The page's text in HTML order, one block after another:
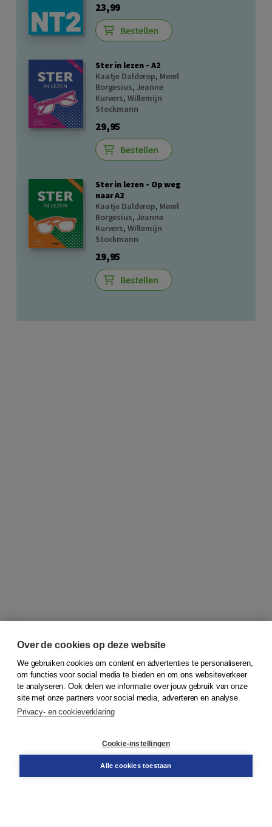
23,99
Bestellen
Ster in lezen - A2
Kaatje Dalderop, Merel
Borgesius, Jeanne
Kurvers, Willemijn
Stockmann
29,95
Bestellen
Ster in lezen - Op weg
naar A2
Kaatje Dalderop, Merel
Borgesius, Jeanne
Kurvers, Willemijn
Stockmann
29,95
Bestellen
© 2026Koninklijke Boom uitgevers
Bestellen
Over de cookies op deze website
We gebruiken cookies om content en advertenties te personaliseren,
om functies voor social media te bieden en om ons websiteverkeer
te analyseren. Ook delen we informatie over jouw gebruik van onze
site met onze partners voor social media, adverteren en analyse.
Privacy- en cookieverklaring
Cookie-instellingen
Alle cookies toestaan